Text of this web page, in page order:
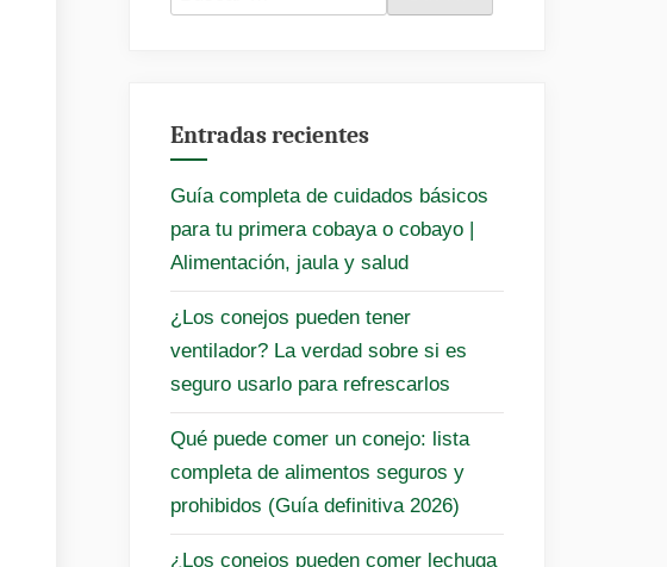
Entradas recientes
Guía completa de cuidados básicos
para tu primera cobaya o cobayo |
Alimentación, jaula y salud
¿Los conejos pueden tener
ventilador? La verdad sobre si es
seguro usarlo para refrescarlos
Qué puede comer un conejo: lista
completa de alimentos seguros y
prohibidos (Guía definitiva 2026)
¿Los conejos pueden comer lechuga